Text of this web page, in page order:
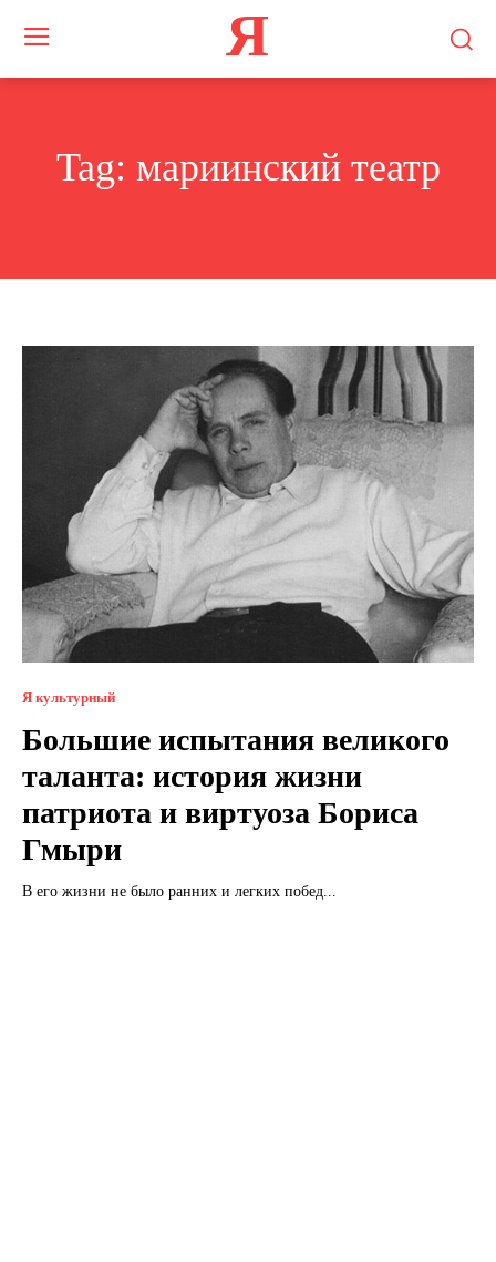
Я
Tag: мариинский театр
Я культурный
Большие испытания великого
таланта: история жизни
патриота и виртуоза Бориса
Гмыри
В его жизни не было ранних и легких побед...